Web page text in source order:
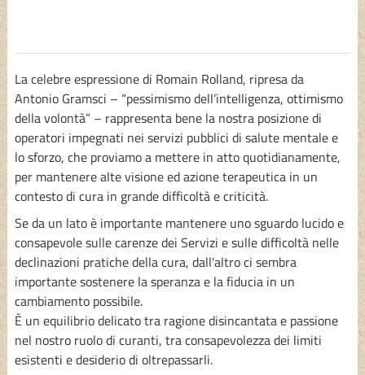
La celebre espressione di Romain Rolland, ripresa da
Antonio Gramsci – “pessimismo dell’intelligenza, ottimismo
della volontà” – rappresenta bene la nostra posizione di
operatori impegnati nei servizi pubblici di salute mentale e
lo sforzo, che proviamo a mettere in atto quotidianamente,
per mantenere alte visione ed azione terapeutica in un
contesto di cura in grande difficoltà e criticità.
Se da un lato è importante mantenere uno sguardo lucido e
consapevole sulle carenze dei Servizi e sulle difficoltà nelle
declinazioni pratiche della cura, dall'altro ci sembra
importante sostenere la speranza e la fiducia in un
cambiamento possibile.
È un equilibrio delicato tra ragione disincantata e passione
nel nostro ruolo di curanti, tra consapevolezza dei limiti
esistenti e desiderio di oltrepassarli.